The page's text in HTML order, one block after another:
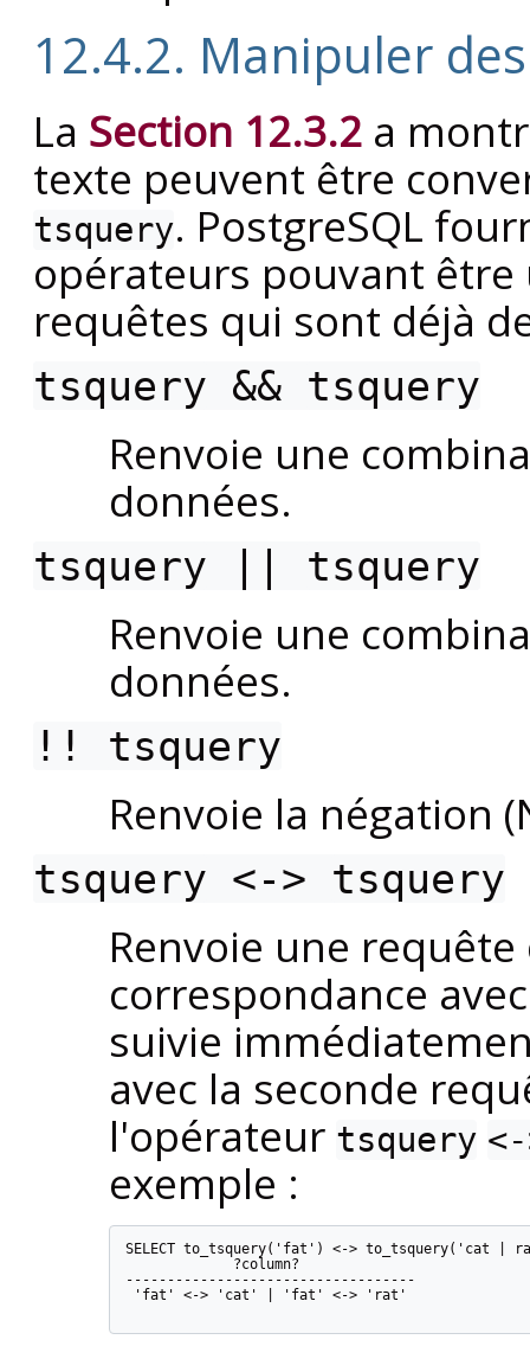
12.4.2. Manipuler
La Section 12.3.2 a
texte peuvent être
tsquery. PostgreSQL
opérateurs pouvant
requêtes qui sont déjà
tsquery && tsquery
Renvoie une
données.
tsquery tsquery
Renvoie une
données.
!! tsquery
Renvoie la négation
tsquery <-> tsquery
Renvoie une
correspondance
suivie
avec la seconde
l'opérateur tsquery
exemple :
SELECT to_tsquery('fat') <-> to_tsquery('cat |
             ?column?
-----------------------------------
'fat' <-> 'cat' | 'fat' <-> 'rat'